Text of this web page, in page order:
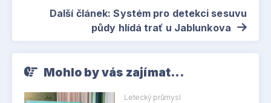
Další článek: Systém pro detekci sesuvu
půdy hlídá trať u Jablunkova
Mohlo by vás zajímat...
Letecký průmysl